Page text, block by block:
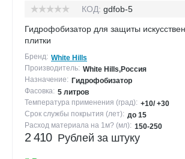
КОД: gdfob-5
Гидрофобизатор для защиты
плитки
Бренд: White Hills
Производитель: White Hills,Россия
Назначение: Гидрофобизатор
Фасовка: 5 литров
Температура применения (град): +10/ +30
Срок службы покрытия (лет): до 15
Расход материала на 1м? (мл): 150-250
2 410 Рублей за штуку